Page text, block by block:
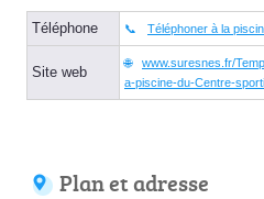
Téléphone Téléphoner à la
Site web
www.suresnes.fr/
a-piscine-du-Centre-
Plan et adresse